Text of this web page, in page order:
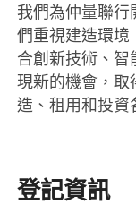
我們為仲量聯
們重視建造環境
合創新技術、
現新的機會，取
造、租用和投
登記資訊